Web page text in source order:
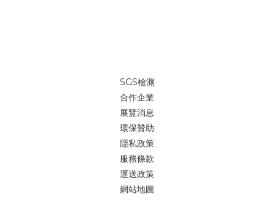
SGS檢測
合作企業
展覽消息
環保贊助
隱私政策
服務條款
運送政策
網站地圖